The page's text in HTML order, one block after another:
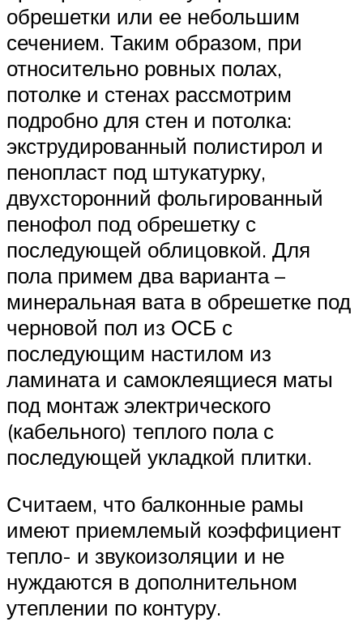
обрешетки или ее небольшим
сечением. Таким образом, при
относительно ровных полах,
потолке и стенах рассмотрим
подробно для стен и потолка:
экструдированный полистирол и
пенопласт под штукатурку,
двухсторонний фольгированный
пенофол под обрешетку с
последующей облицовкой. Для
пола примем два варианта –
минеральная вата в обрешетке под
черновой пол из ОСБ с
последующим настилом из
ламината и самоклеящиеся маты
под монтаж электрического
(кабельного) теплого пола с
последующей укладкой плитки.
Считаем, что балконные рамы
имеют приемлемый коэффициент
тепло- и звукоизоляции и не
нуждаются в дополнительном
утеплении по контуру.